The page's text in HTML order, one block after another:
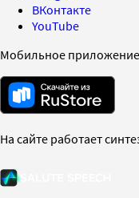
ВКонтакте
YouTube
Мобильное
На сайте работает